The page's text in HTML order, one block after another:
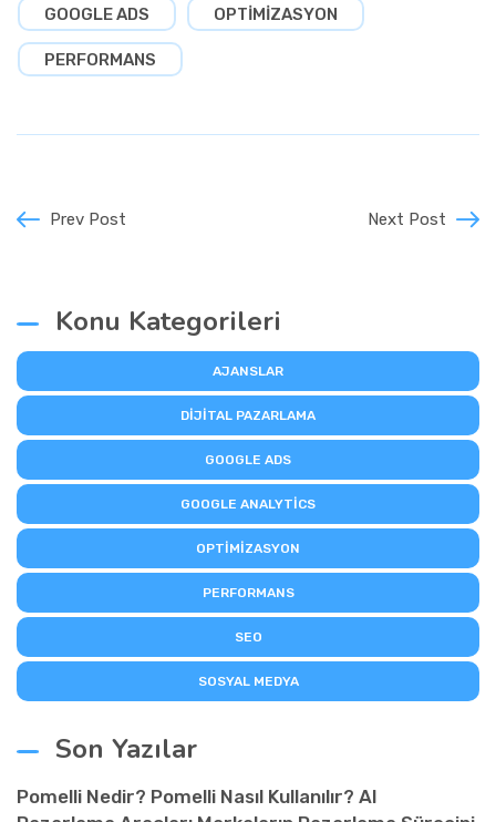
Konu Kategorileri
AJANSLAR
DIJITAL PAZARLAMA
GOOGLE ADS
GOOGLE ANALYTICS
OPTIMIZASYON
PERFORMANS
SEO
SOSYAL MEDYA
Son Yazılar
Pomelli Nedir? Pomelli Nasıl Kullanılır? AI
GOOGLE ADS OPTIMIZASYON
PERFORMANS
Prev Post Next Post